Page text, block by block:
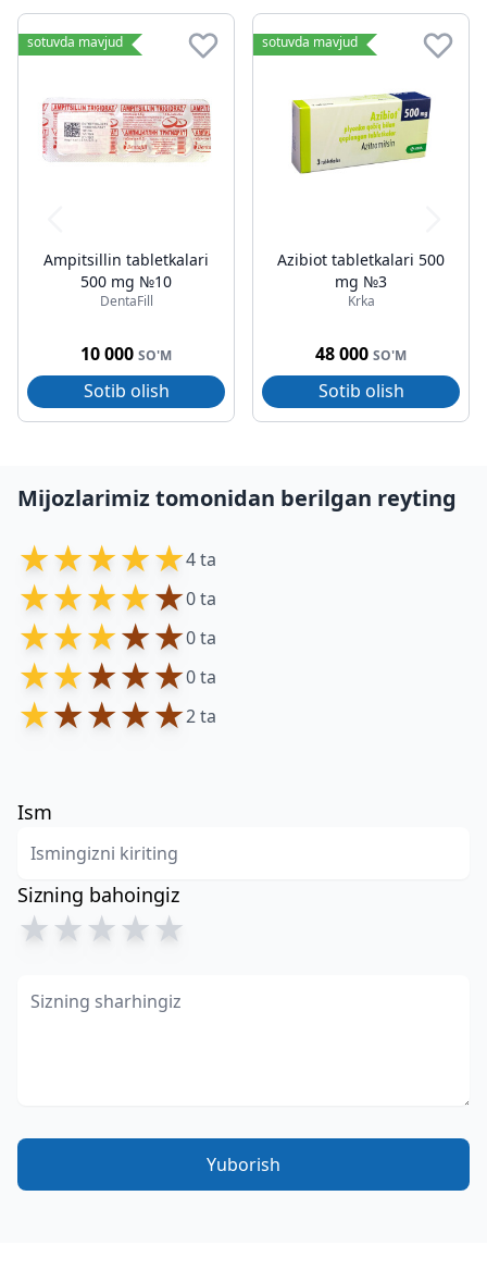
sotuvda mavjud
Ampitsillin tabletkalari
500 mg №10
DentaFill
10 000 SO'M
Sotib olish
sotuvda mavjud
Azibiot tabletkalari 500
mg №3
Krka
48 000 SO'M
Sotib olish
Mijozlarimiz tomonidan berilgan reyting
★★★★★4 ta
★★★★★0 ta
★★★★★0 ta
★★★★★0 ta
★★★★★2 ta
Ism
Sizning bahoingiz
★★★★★
Yuborish